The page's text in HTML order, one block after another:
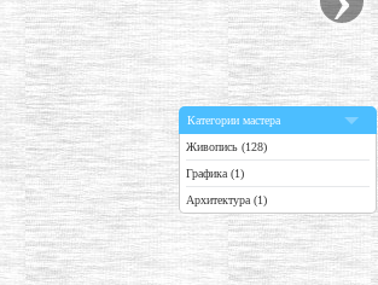
Категории мастера
Живопись (128)
Графика (1)
Архитектура (1)